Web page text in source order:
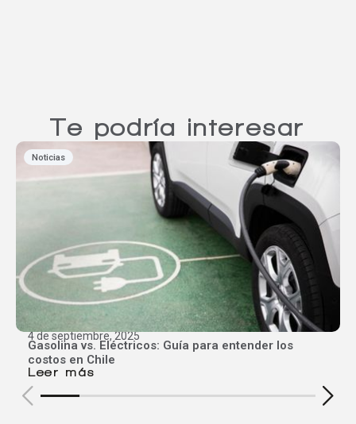
Te podría interesar
Noticias
4 de septiembre, 2025
Gasolina vs. Eléctricos: Guía para entender los
costos en Chile
Leer más